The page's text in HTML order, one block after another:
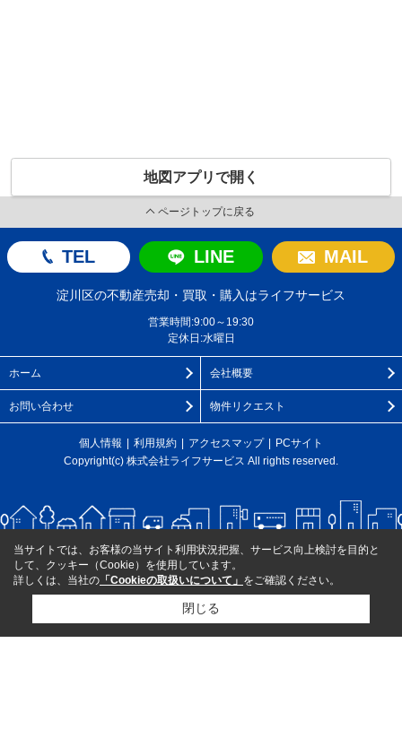
地図アプリで開く
ページトップに戻る
TEL LINE MAIL
淀川区の不動産売却・買取・購入はライフサービス
営業時間:9:00～19:30
定休日:水曜日
ホーム 会社概要
お問い合わせ 物件リクエスト
個人情報 利用規約 アクセスマップ
PCサイト
Copyright(c) 株式会社ライフサービス All rights reserved.
当サイトでは、お客様の当サイト利用状況把握、サービス向上検討を目的と
して、クッキー（Cookie）を使用しています。
詳しくは、当社の 「Cookieの取扱いについて」 をご確認ください。
閉じる